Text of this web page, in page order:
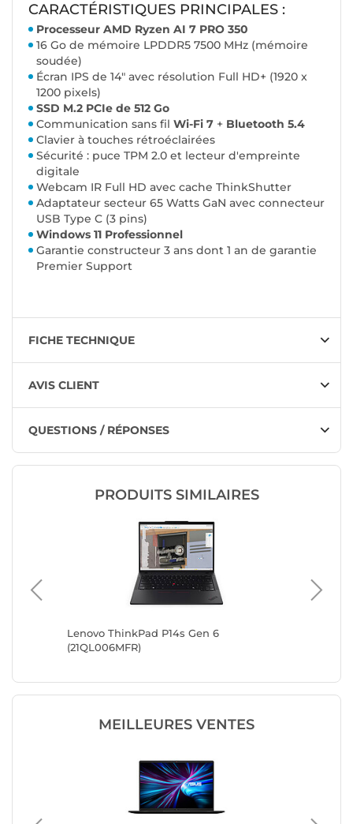
CARACTÉRISTIQUES PRINCIPALES :
Processeur AMD Ryzen AI 7 PRO 350
16 Go de mémoire LPDDR5 7500 MHz (mémoire
soudée)
Écran IPS de 14" avec résolution Full HD+ (1920 x
1200 pixels)
SSD M.2 PCIe de 512 Go
Communication sans fil Wi-Fi 7 + Bluetooth 5.4
Clavier à touches rétroéclairées
Sécurité : puce TPM 2.0 et lecteur d'empreinte
digitale
Webcam IR Full HD avec cache ThinkShutter
Adaptateur secteur 65 Watts GaN avec connecteur
USB Type C (3 pins)
Windows 11 Professionnel
Garantie constructeur 3 ans dont 1 an de garantie
Premier Support
FICHE TECHNIQUE
AVIS CLIENT
QUESTIONS / RÉPONSES
PRODUITS SIMILAIRES
Lenovo ThinkPad P14s Gen 6
(21QL006MFR)
MEILLEURES VENTES